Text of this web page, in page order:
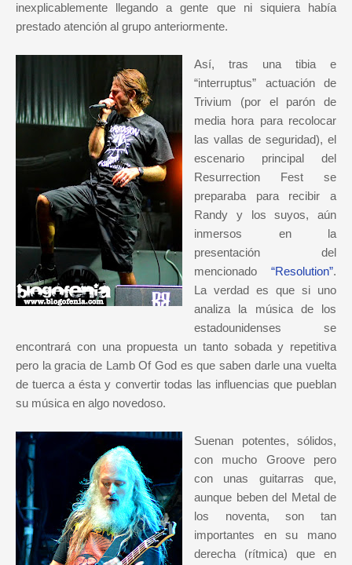
inexplicablemente llegando a gente que ni siquiera había
prestado atención al grupo anteriormente.
Así, tras una tibia e
“interruptus” actuación de
Trivium (por el parón de
media hora para recolocar
las vallas de seguridad), el
escenario principal del
Resurrection Fest se
preparaba para recibir a
Randy y los suyos, aún
inmersos en la
presentación del
mencionado “Resolution”.
La verdad es que si uno
analiza la música de los
estadounidenses se
encontrará con una propuesta un tanto sobada y repetitiva
pero la gracia de Lamb Of God es que saben darle una vuelta
de tuerca a ésta y convertir todas las influencias que pueblan
su música en algo novedoso.
Suenan potentes, sólidos,
con mucho Groove pero
con unas guitarras que,
aunque beben del Metal de
los noventa, son tan
importantes en su mano
derecha (rítmica) que en